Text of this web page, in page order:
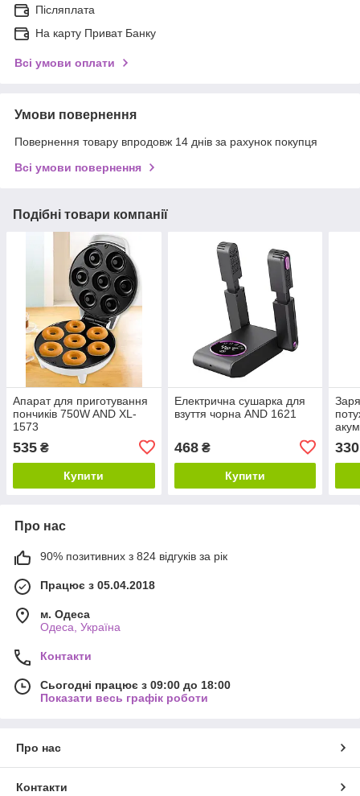
Післяплата
На карту Приват Банку
Всі умови оплати
Умови повернення
Повернення товару впродовж 14 днів за рахунок покупця
Всі умови повернення
Подібні товари компанії
Апарат для приготування
пончиків 750W AND XL-
1573
535 ₴
Купити
Електрична сушарка для
взуття чорна AND 1621
468₴
Купити
330
Про нас
90% позитивних з 824 відгуків за рік
Працює з 05.04.2018
м. Одеса
Одеса, Україна
Контакти
Сьогодні працює з 09:00 до 18:00
Показати весь графік роботи
Про нас
Контакти